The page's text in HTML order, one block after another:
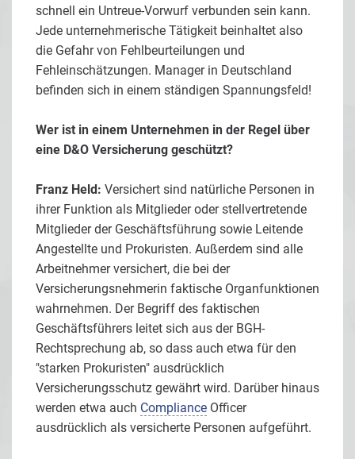
schnell ein Untreue-Vorwurf verbunden sein kann.
Jede unternehmerische Tätigkeit beinhaltet also
die Gefahr von Fehlbeurteilungen und
Fehleinschätzungen. Manager in Deutschland
befinden sich in einem ständigen Spannungsfeld!
Wer ist in einem Unternehmen in der Regel über
eine D&O Versicherung geschützt?
Franz Held: Versichert sind natürliche Personen in
ihrer Funktion als Mitglieder oder stellvertretende
Mitglieder der Geschäftsführung sowie Leitende
Angestellte und Prokuristen. Außerdem sind alle
Arbeitnehmer versichert, die bei der
Versicherungsnehmerin faktische Organfunktionen
wahrnehmen. Der Begriff des faktischen
Geschäftsführers leitet sich aus der BGH-
Rechtsprechung ab, so dass auch etwa für den
"starken Prokuristen" ausdrücklich
Versicherungsschutz gewährt wird. Darüber hinaus
werden etwa auch Compliance Officer
ausdrücklich als versicherte Personen aufgeführt.